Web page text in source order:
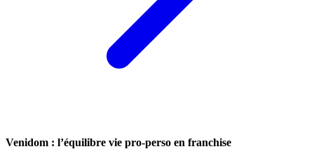
Venidom : l’équilibre vie pro-perso en franchise